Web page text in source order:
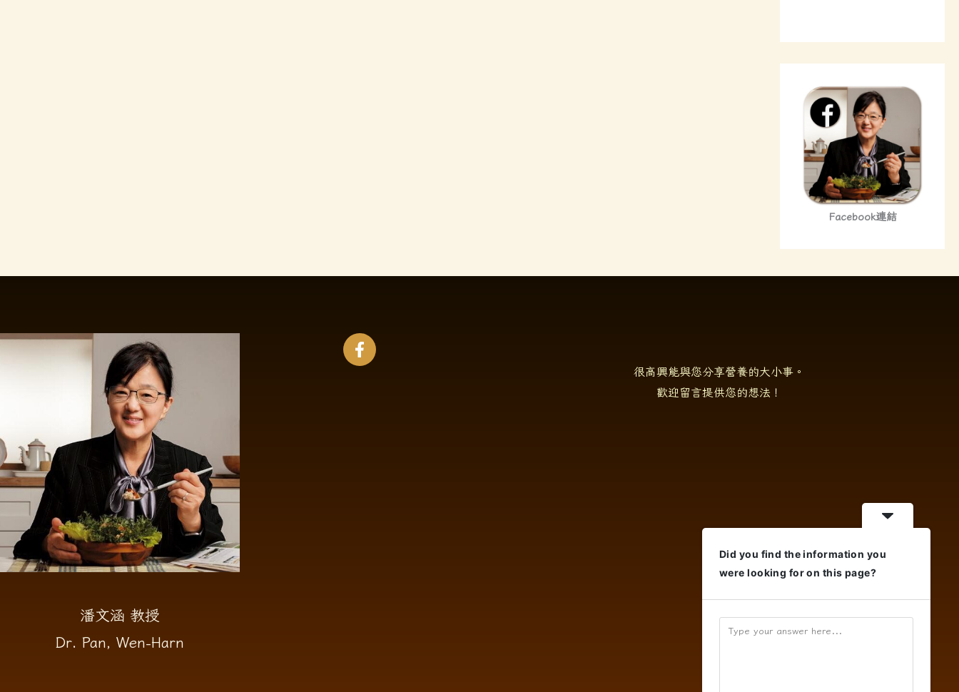
Facebook連結
潘文涵 教授
Dr. Pan, Wen-Harn
很高興能與您分享營養的大小事。
歡迎留言提供您的想法！
Did you find the information you
were looking for on this page?